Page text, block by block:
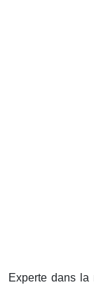
Experte dans